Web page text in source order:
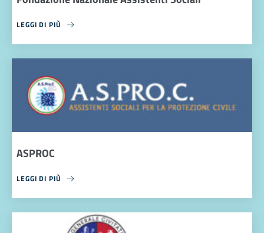
LEGGI DI PIÙ
ASPROC
LEGGI DI PIÙ